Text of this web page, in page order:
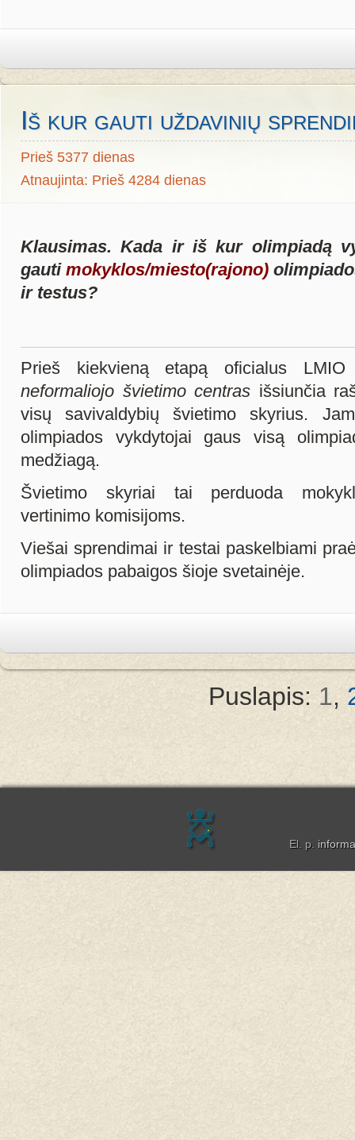
Iš kur gauti uždavinių
Prieš 5377 dienas
Atnaujinta: Prieš 4284 dienas
Klausimas. Kada ir iš kur olimpiadą
gautimokyklos/miesto(rajono)
ir testus?
Prieš kiekvieną etapą oficialus
neformaliojo švietimo centras išsiunčia
visų savivaldybių švietimo skyrius.
olimpiados vykdytojai gaus visą
medžiagą.
Švietimo skyriai tai perduoda
vertinimo komisijoms.
Viešai sprendimai ir testai paskelbiami
olimpiados pabaigos šioje svetainėje.
Puslapis: 1,
El. p.